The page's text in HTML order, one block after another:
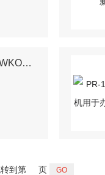
10-605日本原装产品NEWKON新光自动打孔机
到第 页